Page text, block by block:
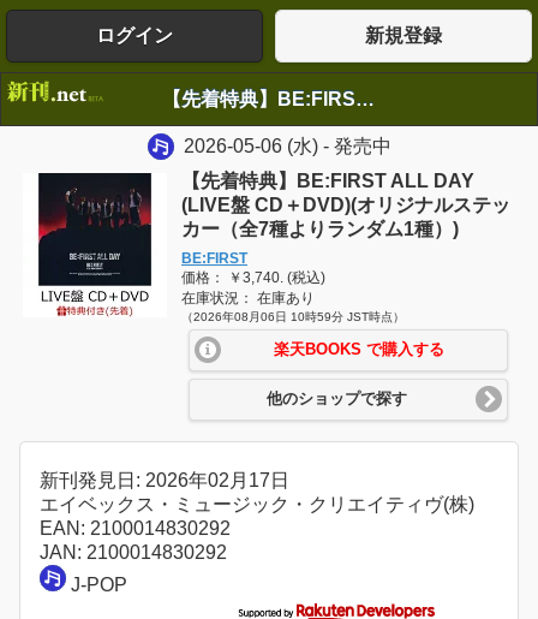
ログイン 新規登録
【先着特典】BE:FIRST ALL DAY (LIVE盤 CD＋DVD)(オリジナルステッカー（全7種よりランダム1種）)
2026-05-06(水)- 発売中
【先着特典】BE:FIRST ALL DAY
(LIVE盤 CD＋DVD)(オリジナルステッ
カー（全7種よりランダム1種）)
BE:FIRST
価格： ￥3,740. (税込)
在庫状況： 在庫あり
（2026年08月06日 10時59分 JST時点）
楽天BOOKS で購入する
他のショップで探す
新刊発見日: 2026年02月17日
エイベックス・ミュージック・クリエイティヴ(株)
EAN: 2100014830292
JAN: 2100014830292
J-POP